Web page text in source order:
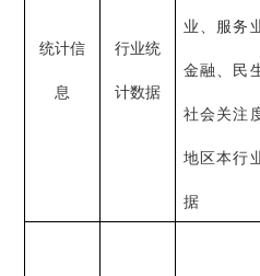
统计信
息
行业统
计数据
业、服务
金融、民
社会关注
地区本行
据